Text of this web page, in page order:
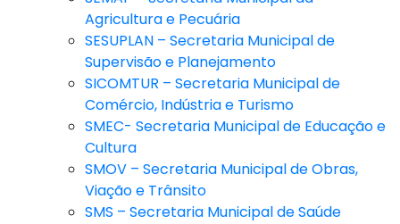
Agricultura e Pecuária
SESUPLAN – Secretaria Municipal de
Supervisão e Planejamento
SICOMTUR – Secretaria Municipal de
Comércio, Indústria e Turismo
SMEC- Secretaria Municipal de Educação e
Cultura
SMOV – Secretaria Municipal de Obras,
Viação e Trânsito
SMS – Secretaria Municipal de Saúde